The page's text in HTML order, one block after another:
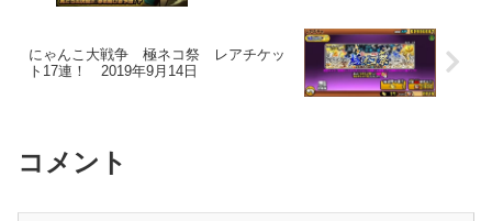
にゃんこ大戦争 極ネコ祭 レアチケッ
ト17連！ 2019年9月14日
コメント